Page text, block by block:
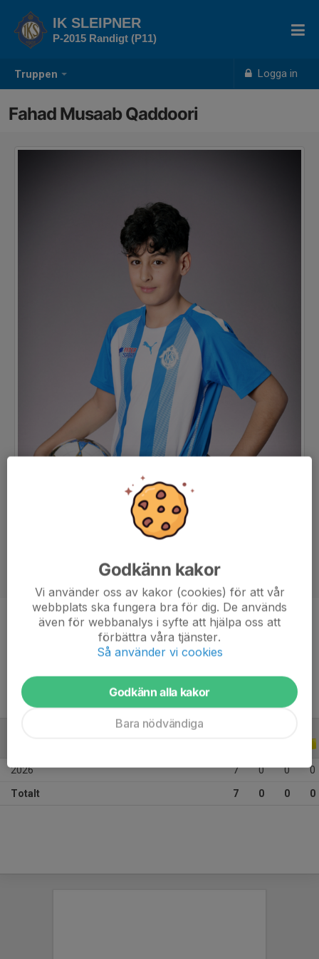
Truppen Logga in
IK SLEIPNER
P-2015 Randigt (P11)
Fahad Musaab Qaddoori
Position
-
11 år
2026 7 0 0 0
Totalt 7 0 0 0
Godkänn kakor
Vi använder oss av kakor (cookies) för att vår
webbplats ska fungera bra för dig. De används
även för webbanalys i syfte att hjälpa oss att
förbättra våra tjänster.
Så använder vi cookies
Godkänn alla kakor
Bara nödvändiga